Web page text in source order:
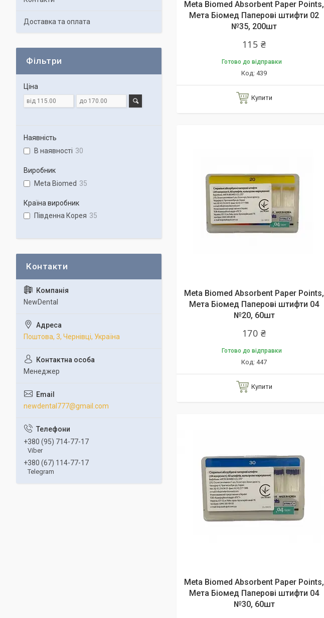
Meta Biomed Absorbent Paper Points,
Мета Біомед Паперові штифти 02
№35, 200шт
115 ₴
Готово до відправки
439
Купити
Meta Biomed Absorbent Paper Points,
Мета Біомед Паперові штифти 04
№20, 60шт
170 ₴
Готово до відправки
447
Купити
Meta Biomed Absorbent Paper Points,
Мета Біомед Паперові штифти 04
№30, 60шт
Доставка та оплата
Фільтри
Ціна
Наявність
В наявності 30
Виробник
Meta Biomed 35
Країна виробник
Південна Корея 35
NewDental
Поштова, 3, Чернівці, Україна
Менеджер
newdental777@gmail.com
+380 (95) 714-77-17
Viber
+380 (67) 114-77-17
Telegram